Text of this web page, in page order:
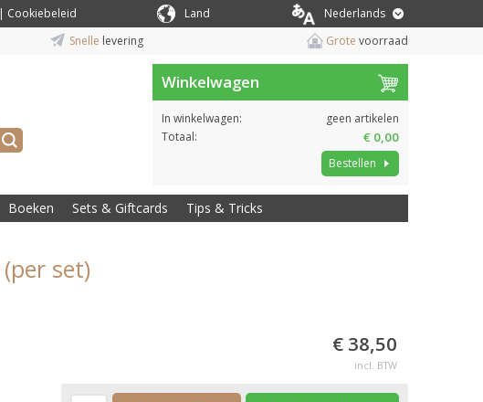
| Cookiebeleid Land
Nederlands
Snelle levering Grote voorraad
Winkelwagen
In winkelwagen:
geen artikelen
Totaal:
€ 0,00
Bestellen
Boeken Sets & Giftcards Tips & Tricks
set)
€ 38,50
incl. BTW